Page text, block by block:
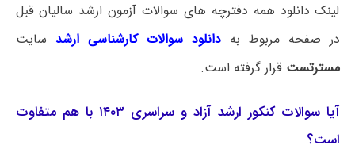
لینک دانلود همه دفترچه های سوالات آزمون ارشد سالیان قبل
در صفحه مربوط به دانلود سوالات کارشناسی ارشد سایت
مسترتست قرار گرفته است.
آیا سوالات کنکور ارشد آزاد و سراسری ۱۴۰۳ با هم متفاوت
است؟